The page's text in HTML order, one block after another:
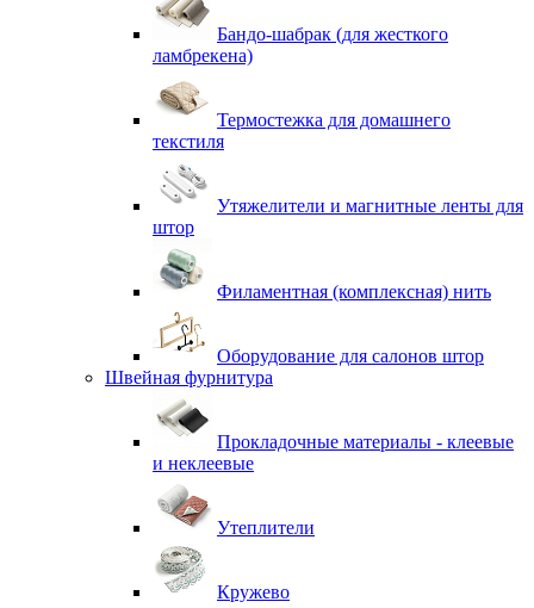
Бандо-шабрак (для жесткого
ламбрекена)
Термостежка для домашнего
текстиля
Утяжелители и магнитные ленты для
штор
Филаментная (комплексная) нить
Оборудование для салонов штор
Швейная фурнитура
Прокладочные материалы - клеевые
и неклеевые
Утеплители
Кружево